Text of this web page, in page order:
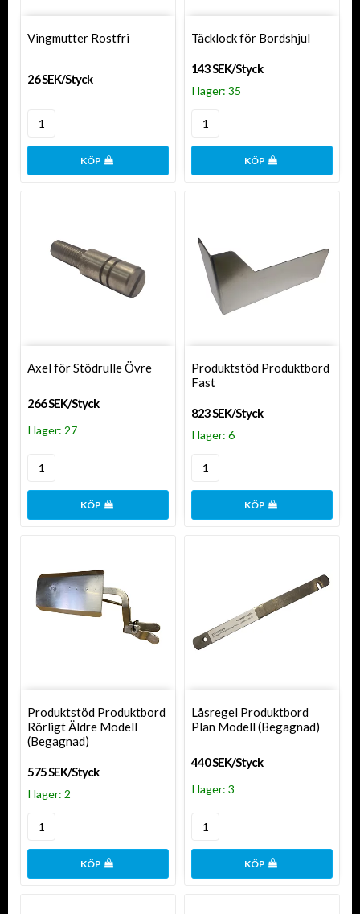
Vingmutter Rostfri
26 SEK/Styck
KÖP
Täcklock för Bordshjul
143 SEK/Styck
I lager: 35
KÖP
Axel för Stödrulle Övre
266 SEK/Styck
I lager: 27
KÖP
Produktstöd Produktbord
Fast
823 SEK/Styck
I lager: 6
KÖP
Produktstöd Produktbord
Rörligt Äldre Modell
(Begagnad)
575 SEK/Styck
I lager: 2
KÖP
Låsregel Produktbord
Plan Modell (Begagnad)
440 SEK/Styck
I lager: 3
KÖP